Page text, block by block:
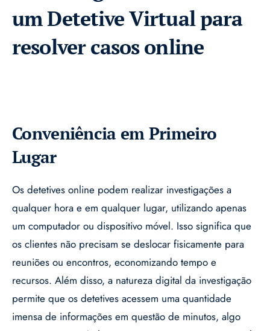
um Detetive Virtual para
resolver casos online
Conveniência em Primeiro
Lugar
Os detetives online podem realizar investigações a
qualquer hora e em qualquer lugar, utilizando apenas
um computador ou dispositivo móvel. Isso significa que
os clientes não precisam se deslocar fisicamente para
reuniões ou encontros, economizando tempo e
recursos. Além disso, a natureza digital da investigação
permite que os detetives acessem uma quantidade
imensa de informações em questão de minutos, algo